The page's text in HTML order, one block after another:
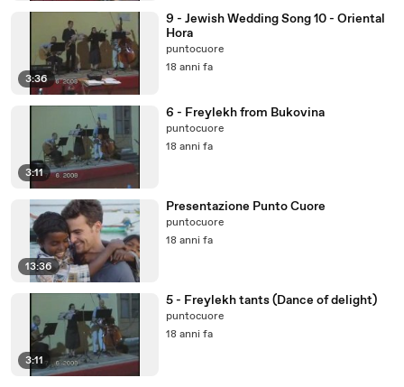
3:36
9 - Jewish Wedding Song 10 - Oriental
Hora
puntocuore
18 anni fa
3:11
6 - Freylekh from Bukovina
puntocuore
18 anni fa
13:36
Presentazione Punto Cuore
puntocuore
18 anni fa
3:11
5 - Freylekh tants (Dance of delight)
puntocuore
18 anni fa